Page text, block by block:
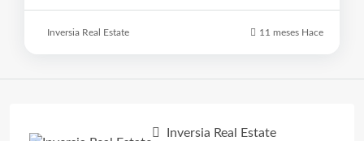
Inversia Real Estate 11 meses Hace
Inversia Real Estate